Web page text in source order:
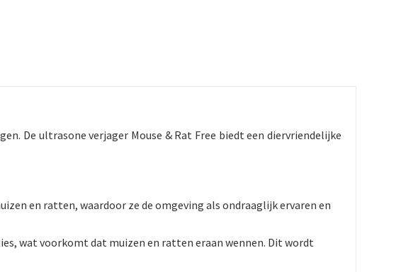
De ultrasone verjager Mouse & Rat Free biedt een diervriendelijke
en ratten, waardoor ze de omgeving als ondraaglijk ervaren en
wat voorkomt dat muizen en ratten eraan wennen. Dit wordt